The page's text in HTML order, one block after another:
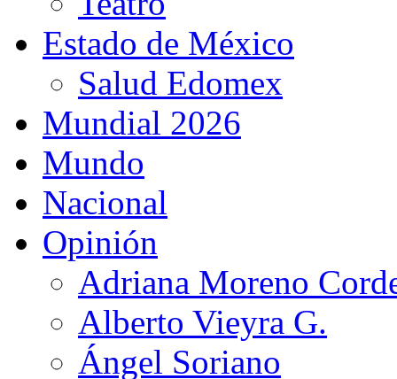
Estado de México
Salud Edomex
Mundial 2026
Mundo
Nacional
Opinión
Adriana Moreno
Alberto Vieyra G.
Ángel Soriano